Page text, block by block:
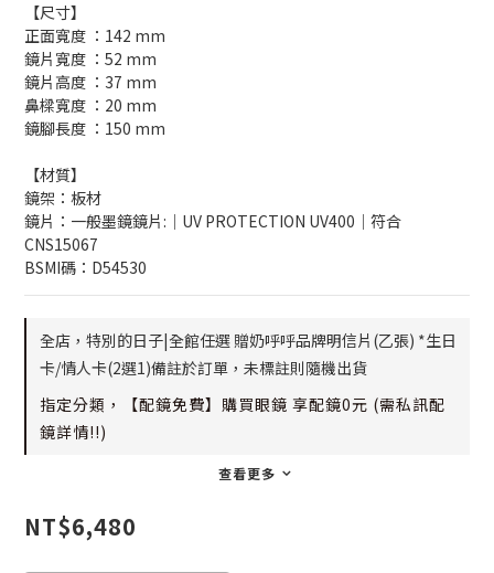
【尺寸】
正面寬度 ：142 mm
鏡片寬度 ：52 mm
鏡片高度 ：37 mm
鼻樑寬度 ：20 mm
鏡腳長度 ：150 mm
【材質】
鏡架：板材
鏡片：一般墨鏡鏡片:│UV PROTECTION UV400│符合
CNS15067
BSMI碼：D54530
全店，特別的日子|全館任選 贈奶呼呼品牌明信片(乙張) *生日
卡/情人卡(2選1)備註於訂單，未標註則隨機出貨
指定分類，【配鏡免費】購買眼鏡 享配鏡0元 (需私訊配
鏡詳情!!)
查看更多
NT$6,480